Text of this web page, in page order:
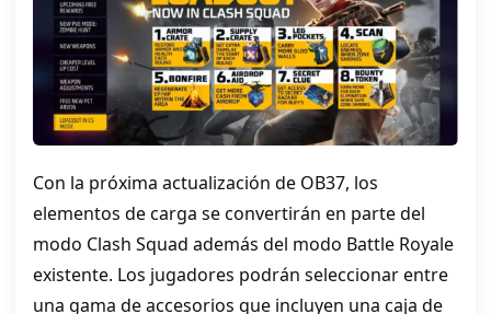
Con la próxima actualización de OB37, los
elementos de carga se convertirán en parte del
modo Clash Squad además del modo Battle Royale
existente. Los jugadores podrán seleccionar entre
una gama de accesorios que incluyen una caja de